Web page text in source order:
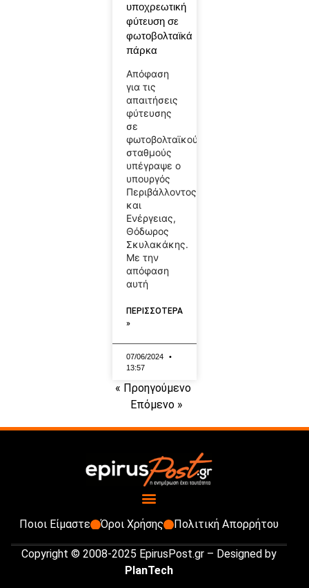
υποχρεωτική
φύτευση σε
φωτοβολταϊκά
πάρκα
Απόφαση
για τις
απαιτήσεις
φύτευσης
σε
φωτοβολταϊκούς
σταθμούς
υπέγραψε ο
υπουργός
Περιβάλλοντος
και
Ενέργειας,
Θόδωρος
Σκυλακάκης.
Με την
απόφαση
αυτή
ΠΕΡΙΣΣΟΤΕΡΑ
»
07/06/2024
13:57
« Προηγούμενο
Επόμενο »
Ποιοι Είμαστε Όροι Χρήσης Πολιτική Απορρήτου
Copyright © 2008-2025 EpirusPost.gr – Designed by
PlanTech